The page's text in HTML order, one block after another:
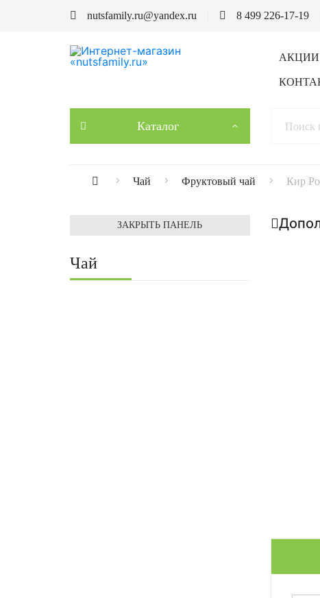
nutsfamily.ru@yandex.ru 8 499 226-17-19
Каталог
Чай Фруктовый чай Кир
ЗАКРЫТЬ ПАНЕЛЬ
Чай